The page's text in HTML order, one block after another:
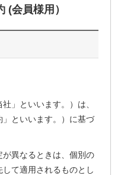
(会員様用）
」といいます。）は、
といいます。）に基づ
異なるときは、個別の
て適用されるものとし